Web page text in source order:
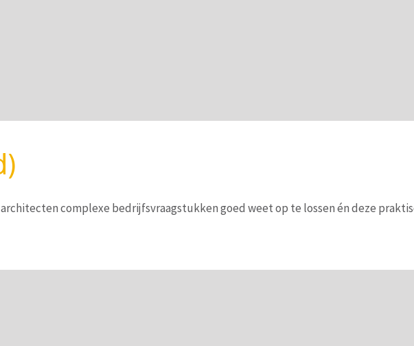
complexe bedrijfsvraagstukken goed weet op te lossen én deze